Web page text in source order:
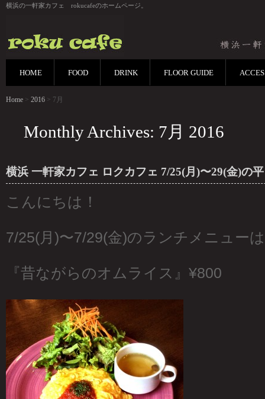
横浜の一軒家カフェ rokucafeのホームページ。
HOME FOOD DRINK FLOOR GUIDE
Home > 2016 > 7月
Monthly Archives: 7月 2016
横浜 一軒家カフェ ロクカフェ 7/25(月)〜29(金)の
こんにちは！
7/25(月)〜7/29(金)のランチメニューは
『昔ながらのオムライス』¥800